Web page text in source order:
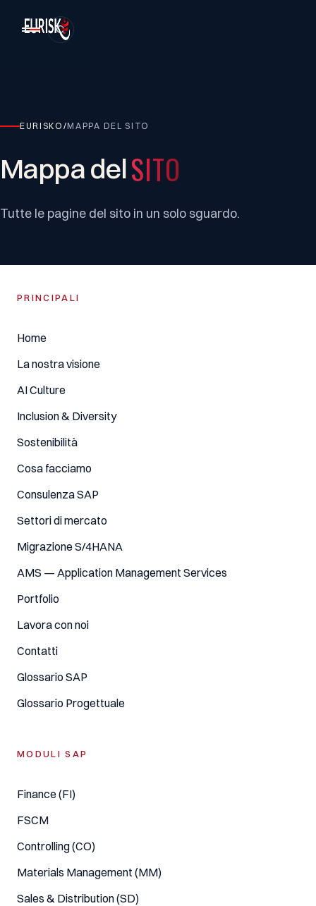
EURISKO /MAPPA DEL SITO
MappadelSITO
Tutte le pagine del sito in un solo sguardo.
PRINCIPALI
Home
La nostra visione
AI Culture
Inclusion & Diversity
Sostenibilità
Cosa facciamo
Consulenza SAP
Settori di mercato
Migrazione S/4HANA
AMS — Application Management Services
Portfolio
Lavora con noi
Contatti
Glossario SAP
Glossario Progettuale
MODULI SAP
Finance (FI)
FSCM
Controlling (CO)
Materials Management (MM)
Sales & Distribution (SD)